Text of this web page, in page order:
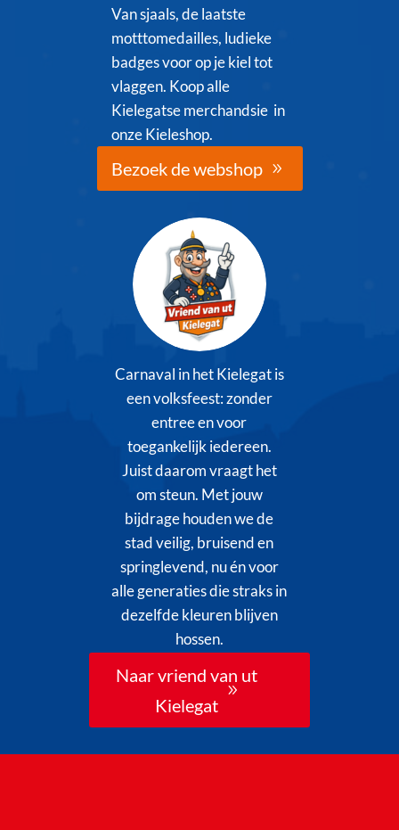
Van sjaals, de laatste
motttomedailles, ludieke
badges voor op je kiel tot
vlaggen. Koop alle
Kielegatse merchandsie in
onze Kieleshop.
Bezoek de webshop
Carnaval in het Kielegat is
een volksfeest: zonder
entree en voor
toegankelijk iedereen.
Juist daarom vraagt het
om steun. Met jouw
bijdrage houden we de
stad veilig, bruisend en
springlevend, nu én voor
alle generaties die straks in
dezelfde kleuren blijven
hossen.
Naar vriend van ut
Kielegat